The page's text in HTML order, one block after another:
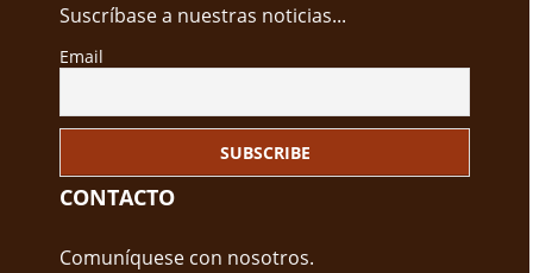
Suscríbase a nuestras noticias...
Email
CONTACTO
Comuníquese con nosotros.